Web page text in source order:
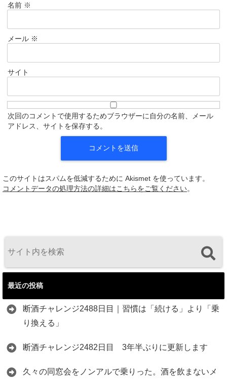
名前 ※
メール ※
サイト
次回のコメントで使用するためブラウザーに自分の名前、メール
アドレス、サイトを保存する。
このサイトはスパムを低減するために Akismet を使っています。
コメントデータの処理方法の詳細はこちらをご覧ください。
最近の投稿
断酒チャレンジ2488日目｜習慣は「続ける」より「乗
り換える」
断酒チャレンジ2482日目 3年半ぶりに更新します
久々の同窓会をノンアルで乗りった。酒を飲まないメ